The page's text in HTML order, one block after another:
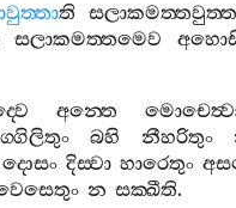
ති
සලාකමත‍්තමෙව
අන‍්තෙ
බහි නීහරිතුං
දොසං දිස‍්වා හාරෙතුං
න සක‍්ඛීති.